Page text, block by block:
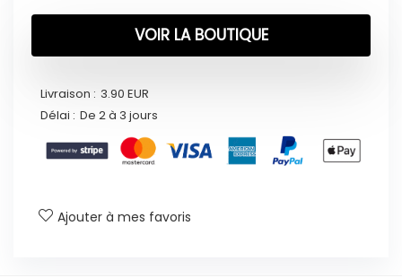
VOIR LA BOUTIQUE
Livraison : 3.90 EUR
Délai : De 2 à 3 jours
Ajouter à mes favoris